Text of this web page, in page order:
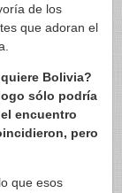
de los
que adoran el
Bolivia?
sólo podría
encuentro
pero
que esos